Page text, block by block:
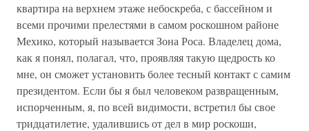
квартира на верхнем этаже небоскреба, с бассейном и
всеми прочими прелестями в самом роскошном районе
Мехико, который называется Зона Роса. Владелец дома,
как я понял, полагал, что, проявляя такую щедрость ко
мне, он сможет установить более тесный контакт с самим
президентом. Если бы я был человеком развращенным,
испорченным, я, по всей видимости, встретил бы свое
тридцатилетие, удалившись от дел в мир роскоши,